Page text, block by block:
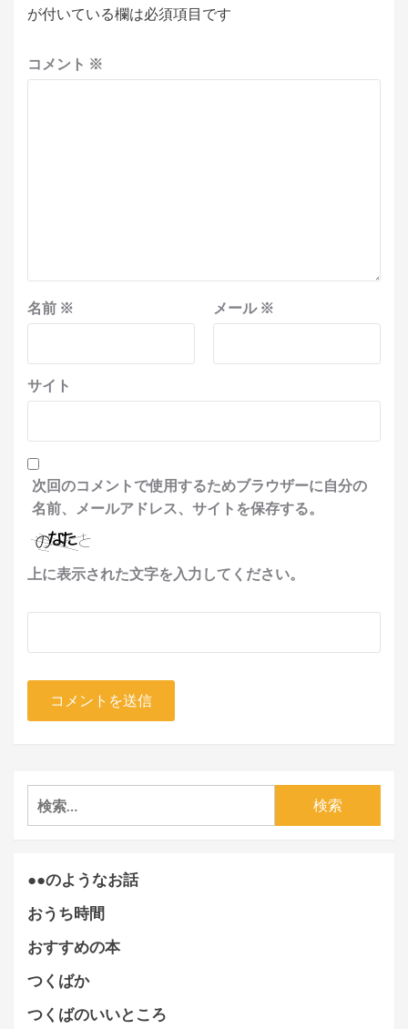
が付いている欄は必須項目です
コメント ※
名前 ※ メール ※
サイト
次回のコメントで使用するためブラウザーに自分の
名前、メールアドレス、サイトを保存する。
上に表示された文字を入力してください。
検
索:
●●のようなお話
おうち時間
おすすめの本
つくばか
つくばのいいところ